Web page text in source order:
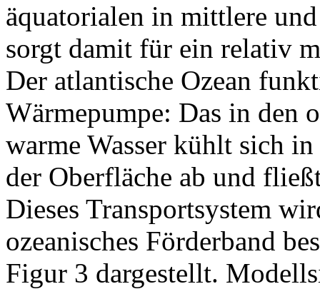
äquatorialen in mittlere
sorgt damit für ein relativ
Der atlantische Ozean
Wärmepumpe: Das in den
warme Wasser kühlt sich
der Oberfläche ab und
Dieses Transportsystem
ozeanisches Förderband
Figur 3 dargestellt.